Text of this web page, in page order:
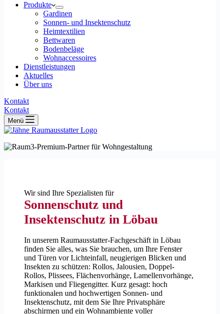
Produkte
Gardinen
Sonnen- und Insektenschutz
Heimtextilien
Bettwaren
Bodenbeläge
Wohnaccessoires
Dienstleistungen
Aktuelles
Über uns
Kontakt
Kontakt
Menü
Wir sind Ihre Spezialisten für
Sonnenschutz und
Insektenschutz in Löbau
In unserem Raumausstatter-Fachgeschäft in Löbau
finden Sie alles, was Sie brauchen, um Ihre Fenster
und Türen vor Lichteinfall, neugierigen Blicken und
Insekten zu schützen: Rollos, Jalousien, Doppel-
Rollos, Plissees, Flächenvorhänge, Lamellenvorhänge,
Markisen und Fliegengitter. Kurz gesagt: hoch
funktionalen und hochwertigen Sonnen- und
Insektenschutz, mit dem Sie Ihre Privatsphäre
abschirmen und ein Wohnambiente voller